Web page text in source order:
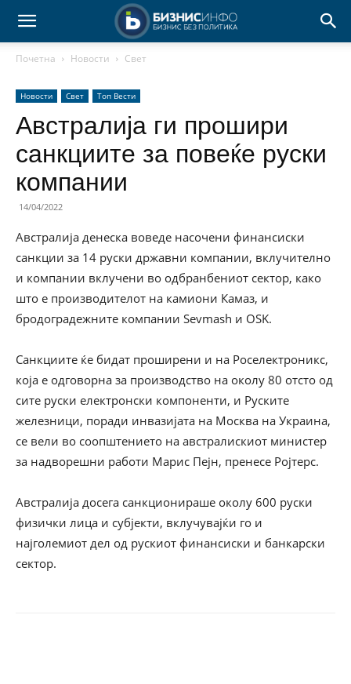
Почетна Новости Свет
Новости Свет Топ Вести
Австралија ги прошири
санкциите за повеќе руски
компании
14/04/2022
Австралија денеска воведе насочени финансиски
санкции за 14 руски државни компании, вклучително
и компании вклучени во одбранбениот сектор, како
што е производителот на камиони Камаз, и
бродоградежните компании Sevmash и OSK.
Санкциите ќе бидат проширени и на Роселектроникс,
која е одговорна за производство на околу 80 отсто од
сите руски електронски компоненти, и Руските
железници, поради инвазијата на Москва на Украина,
се вели во соопштението на австралискиот министер
за надворешни работи Марис Пејн, пренесe Ројтерс.
Австралија досега санкционираше околу 600 руски
физички лица и субјекти, вклучувајќи го и
најголемиот дел од рускиот финансиски и банкарски
сектор.